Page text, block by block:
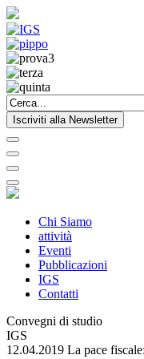
Iscriviti alla Newsletter
Chi Siamo
attività
Eventi
Pubblicazioni
IGS
Contatti
Convegni di studio
IGS
12.04.2019 La pace